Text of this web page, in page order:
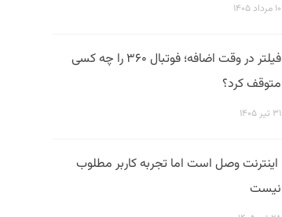
۱۰ مرداد ۱۴۰۵
فیلتر در وقت اضافه؛ فوتبال ۳۶۰ را چه کسی
متوقف کرد؟
۳۱ تیر ۱۴۰۵
اینترنت وصل است اما تجربه کاربر مطلوب
نیست